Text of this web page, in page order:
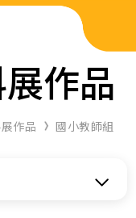
作品
作品 國小教師組